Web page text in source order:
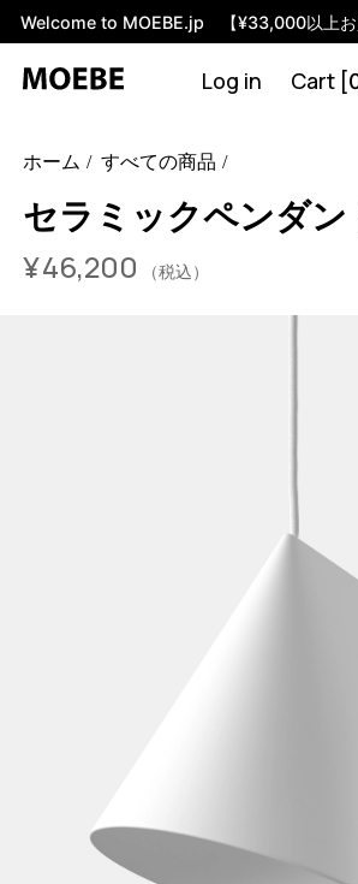
Welcome to MOEBE.jp 【¥33,000以上お
Log in Cart [
wide?variant=46454365880552
ホーム すべての商品
セラミックペンダン
¥46,200 （税込）